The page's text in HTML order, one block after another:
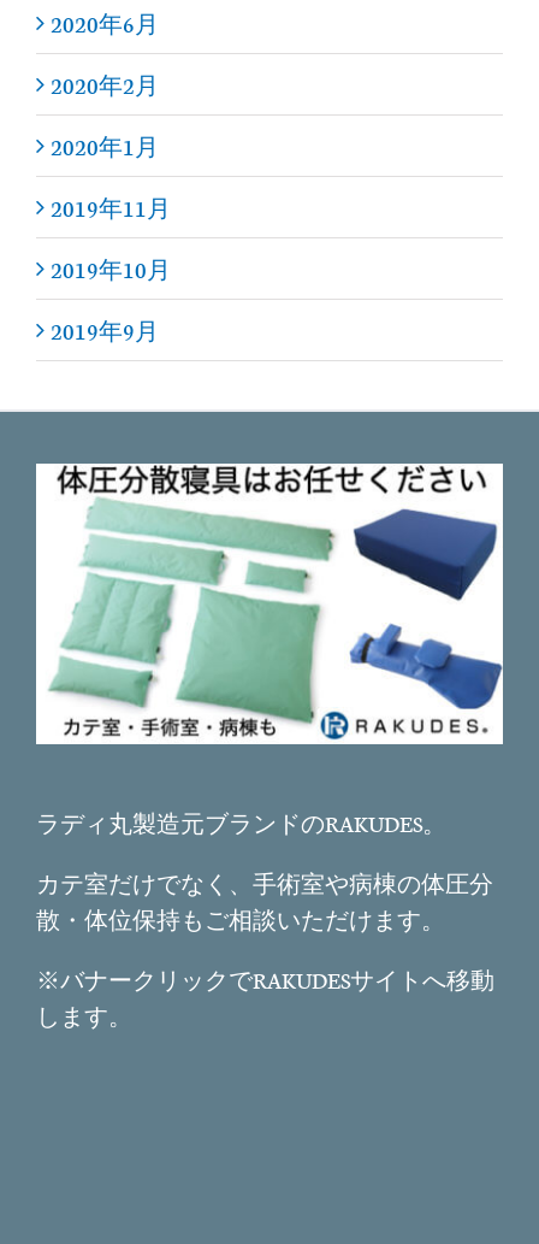
2020年6月
2020年2月
2020年1月
2019年11月
2019年10月
2019年9月
ラディ丸製造元ブランドのRAKUDES。
カテ室だけでなく、手術室や病棟の体圧分
散・体位保持もご相談いただけます。
※バナークリックでRAKUDESサイトへ移動
します。